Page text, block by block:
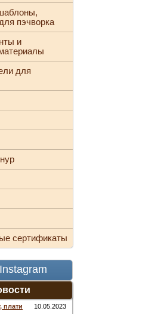
пэчворка
и
для
сертификаты
плати
10.05.2023